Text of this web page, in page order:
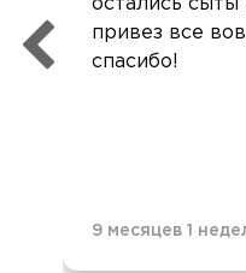
остались
привез все
спасибо!
9 месяцев 1